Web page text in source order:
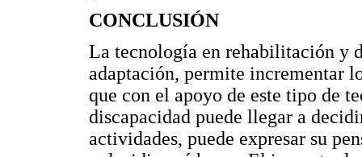
CONCLUSIÓN
La tecnología en rehabilitación y
adaptación, permite incrementar
que con el apoyo de este tipo de
discapacidad puede llegar a
actividades, puede expresar su